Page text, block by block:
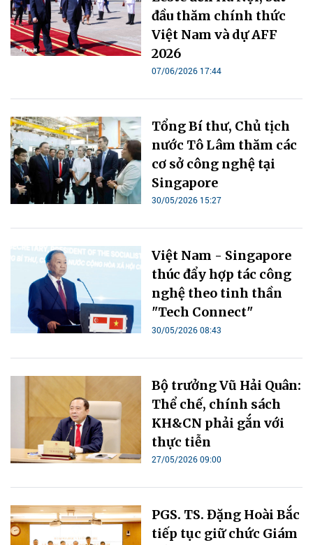
đầu thăm chính thức
Việt Nam và dự AFF
2026
07/06/2026 17:44
Tổng Bí thư, Chủ tịch
nước Tô Lâm thăm các
cơ sở công nghệ tại
Singapore
30/05/2026 15:27
Việt Nam - Singapore
thúc đẩy hợp tác công
nghệ theo tinh thần
"Tech Connect"
30/05/2026 08:43
Bộ trưởng Vũ Hải Quân:
Thể chế, chính sách
KH&CN phải gắn với
thực tiễn
27/05/2026 09:00
PGS. TS. Đặng Hoài Bắc
tiếp tục giữ chức Giám